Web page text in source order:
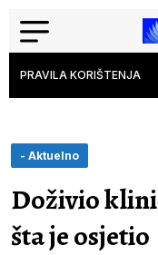
PRAVILA KORIŠTENJA
- Aktuelno
Doživio
šta je osjetio